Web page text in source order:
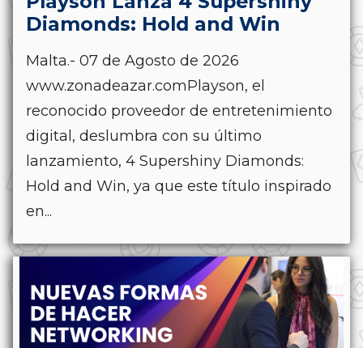
Diamonds: Hold and Win
Malta.- 07 de Agosto de 2026
www.zonadeazar.comPlayson, el
reconocido proveedor de entretenimiento
digital, deslumbra con su último
lanzamiento, 4 Supershiny Diamonds:
Hold and Win, ya que este título inspirado
en...